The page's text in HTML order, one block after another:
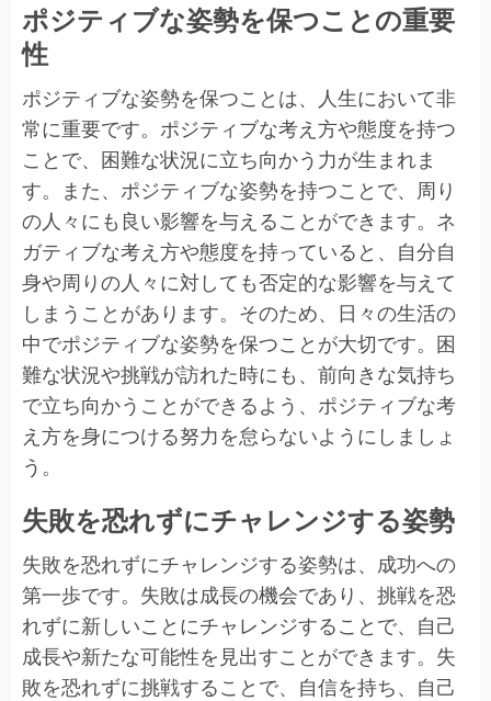
ポジティブな姿勢を保つことの重要
性
ポジティブな姿勢を保つことは、人生において非
常に重要です。ポジティブな考え方や態度を持つ
ことで、困難な状況に立ち向かう力が生まれま
す。また、ポジティブな姿勢を持つことで、周り
の人々にも良い影響を与えることができます。ネ
ガティブな考え方や態度を持っていると、自分自
身や周りの人々に対しても否定的な影響を与えて
しまうことがあります。そのため、日々の生活の
中でポジティブな姿勢を保つことが大切です。困
難な状況や挑戦が訪れた時にも、前向きな気持ち
で立ち向かうことができるよう、ポジティブな考
え方を身につける努力を怠らないようにしましょ
う。
失敗を恐れずにチャレンジする姿勢
失敗を恐れずにチャレンジする姿勢は、成功への
第一歩です。失敗は成長の機会であり、挑戦を恐
れずに新しいことにチャレンジすることで、自己
成長や新たな可能性を見出すことができます。失
敗を恐れずに挑戦することで、自信を持ち、自己